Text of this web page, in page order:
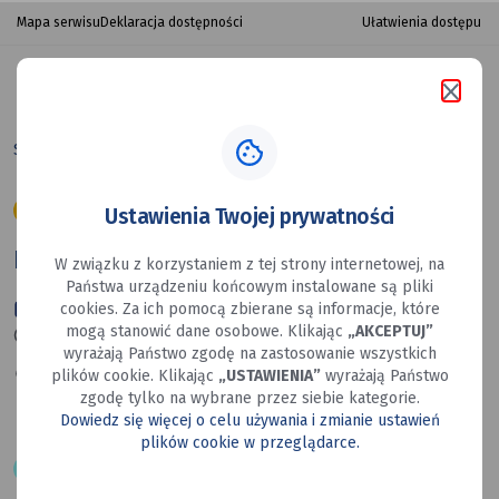
przejdź do nawigacji strony
przejdź do treści strony
przejdź do stopki strony
II
Rodzinny
Siatkówki
Mapa serwisu Deklaracja dostępności Ułatwienia dostępu
Strona główna II Rodzinny Turniej Siatkówki
23 LUT - 23 LUT
II Rodzinny Turniej Siatkówki
23-02-2026 do 23-02-2026
9:00
Hala widowiskowo - sportowa MOSiR, Mysłowice,
ul. Bończyka 32z
Ustawienia Twojej prywatności
W związku z korzystaniem z tej strony internetowej, na
Państwa urządzeniu końcowym instalowane są pliki
cookies. Za ich pomocą zbierane są informacje, które
mogą stanowić dane osobowe. Klikając „AKCEPTUJ”
wyrażają Państwo zgodę na zastosowanie wszystkich
plików cookie. Klikając „USTAWIENIA”wyrażają Państwo
zgodę tylko na wybrane przez siebie kategorie.
Dowiedz się więcej o celu używania i zmianie ustawień
plików cookie w przeglądarce.